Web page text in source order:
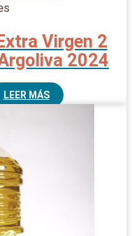
Virgen 2
2024
LEER MÁS